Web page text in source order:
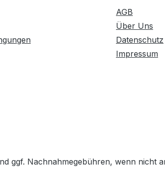
AGB
Über Uns
Datenschutz
Impressum
ggf. Nachnahmegebühren, wenn nicht